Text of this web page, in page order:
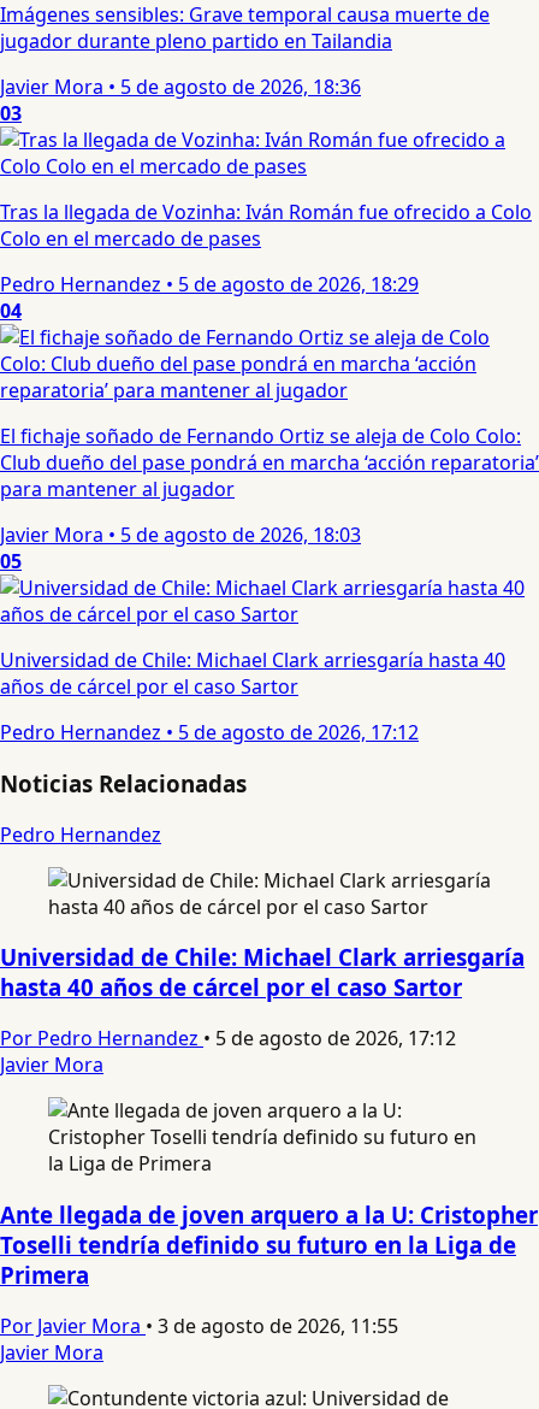
Imágenes sensibles: Grave temporal causa muerte de
jugador durante pleno partido en Tailandia
Javier Mora • 5 de agosto de 2026, 18:36
03
Tras la llegada de Vozinha: Iván Román fue ofrecido a Colo
Colo en el mercado de pases
Pedro Hernandez • 5 de agosto de 2026, 18:29
04
El fichaje soñado de Fernando Ortiz se aleja de Colo Colo:
Club dueño del pase pondrá en marcha ‘acción reparatoria’
para mantener al jugador
Javier Mora • 5 de agosto de 2026, 18:03
05
Universidad de Chile: Michael Clark arriesgaría hasta 40
años de cárcel por el caso Sartor
Pedro Hernandez • 5 de agosto de 2026, 17:12
Noticias Relacionadas
Pedro Hernandez
Universidad de Chile: Michael Clark arriesgaría
hasta 40 años de cárcel por el caso Sartor
Por Pedro Hernandez • 5 de agosto de 2026, 17:12
Javier Mora
Ante llegada de joven arquero a la U: Cristopher
Toselli tendría definido su futuro en la Liga de
Primera
Por Javier Mora • 3 de agosto de 2026, 11:55
Javier Mora